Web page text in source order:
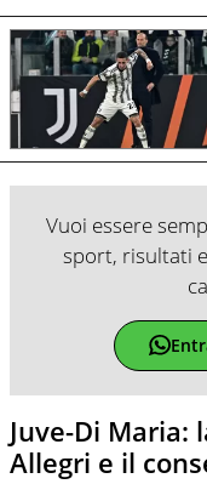
Vuoi essere
sport, risultati
Juve-Di Maria:
Allegri e il